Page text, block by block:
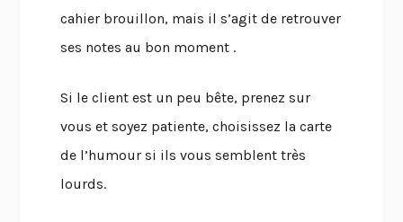
cahier brouillon, mais il s’agit de retrouver
ses notes au bon moment .
Si le client est un peu bête, prenez sur
vous et soyez patiente, choisissez la carte
de l’humour si ils vous semblent très
lourds.